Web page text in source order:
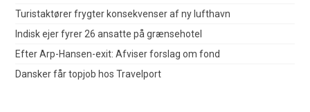
Turistaktører frygter konsekvenser af ny lufthavn
Indisk ejer fyrer 26 ansatte på grænsehotel
Efter Arp-Hansen-exit: Afviser forslag om fond
Dansker får topjob hos Travelport